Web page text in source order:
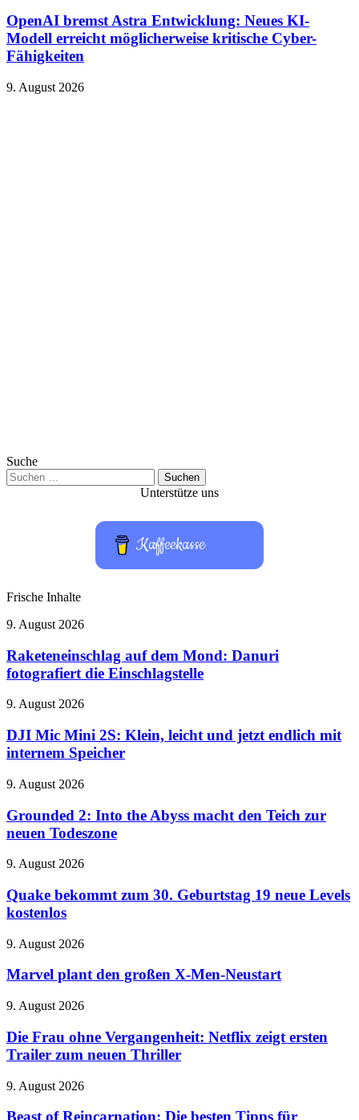
OpenAI bremst Astra Entwicklung: Neues KI-
Modell erreicht möglicherweise kritische Cyber-
Fähigkeiten
9. August 2026
Suche
Suchen
nach:
Unterstütze uns
Kaffeekasse
Frische Inhalte
Raketeneinschlag
dem
Mond:
Danuri
die
9. August 2026
Raketeneinschlag auf dem Mond: Danuri
fotografiert die Einschlagstelle
DJI
Mini
2S:
Klein,
und
endlich
mit
Speicher
9. August 2026
DJI Mic Mini 2S: Klein, leicht und jetzt endlich mit
internem Speicher
Grounded
Into
the
Abyss
den
zur
neuen
9. August 2026
Grounded 2: Into the Abyss macht den Teich zur
neuen Todeszone
Quake
zum
30.
Geburtstag
neue
kostenlos
9. August 2026
Quake bekommt zum 30. Geburtstag 19 neue Levels
kostenlos
Marvel
den
X-
Neustart
9. August 2026
Marvel plant den großen X-Men-Neustart
Die
ohne
Vergangenheit:
Netflix
ersten
9. August 2026
Die Frau ohne Vergangenheit: Netflix zeigt ersten
Trailer zum neuen Thriller
Beast
Reincarnation:
9. August 2026